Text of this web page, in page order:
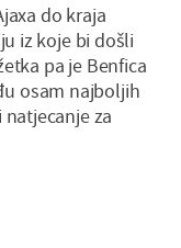
do kraja
iz koje bi došli
pa je Benfica
osam najboljih
za